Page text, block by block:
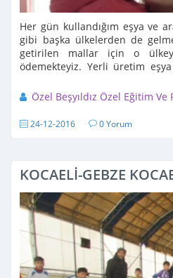
Her gün kullandığım eşya ve
gibi başka ülkelerden de
getirilen mallar için o
ödemekteyiz. Yerli üretim eşya
Özel Beşyıldız Özel Eğitim
24-12-2016 0 Yorum
KOCAELİ-GEBZE